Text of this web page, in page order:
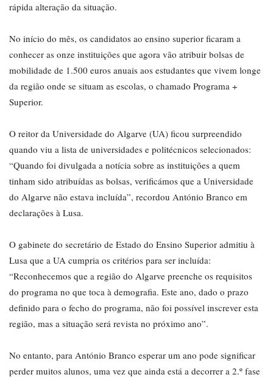
rápida alteração da situação.
No início do mês, os candidatos ao ensino superior ficaram a
conhecer as onze instituições que agora vão atribuir bolsas de
mobilidade de 1.500 euros anuais aos estudantes que vivem longe
da região onde se situam as escolas, o chamado Programa +
Superior.
O reitor da Universidade do Algarve (UA) ficou surpreendido
quando viu a lista de universidades e politécnicos selecionados:
“Quando foi divulgada a notícia sobre as instituições a quem
tinham sido atribuídas as bolsas, verificámos que a Universidade
do Algarve não estava incluída”, recordou António Branco em
declarações à Lusa.
O gabinete do secretário de Estado do Ensino Superior admitiu à
Lusa que a UA cumpria os critérios para ser incluída:
“Reconhecemos que a região do Algarve preenche os requisitos
do programa no que toca à demografia. Este ano, dado o prazo
definido para o fecho do programa, não foi possível inscrever esta
região, mas a situação será revista no próximo ano”.
No entanto, para António Branco esperar um ano pode significar
perder muitos alunos, uma vez que ainda está a decorrer a 2.º fase